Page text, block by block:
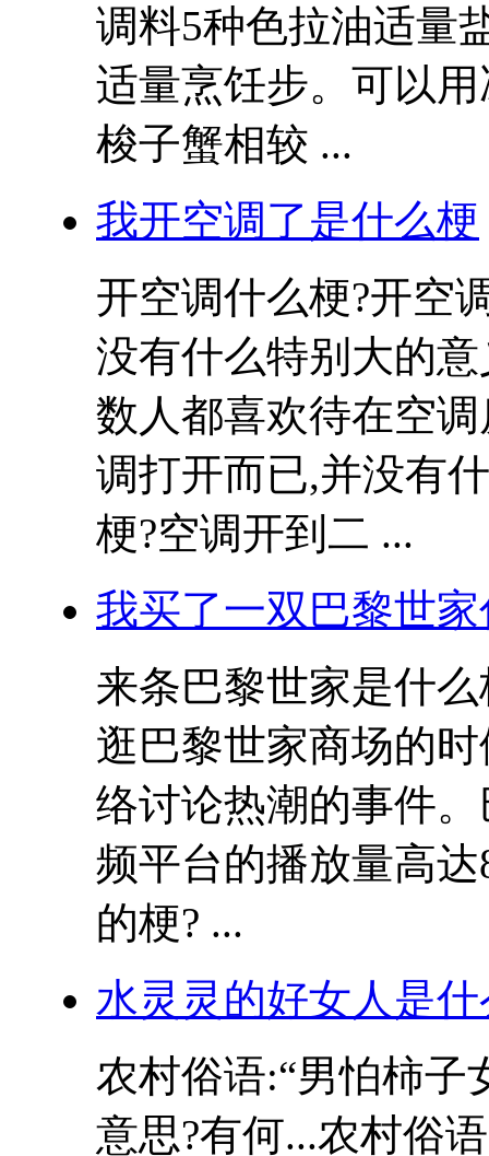
调料5种色拉油适量
适量烹饪步。可以
梭子蟹相较 ...
我开空调了是什么梗
开空调什么梗?开空
没有什么特别大的
数人都喜欢待在空
调打开而已,并没有
梗?空调开到二 ...
我买了一双巴黎世
来条巴黎世家是什
逛巴黎世家商场的
络讨论热潮的事件
频平台的播放量高
的梗? ...
水灵灵的好女人是
农村俗语:“男怕柿子
意思?有何...农村俗